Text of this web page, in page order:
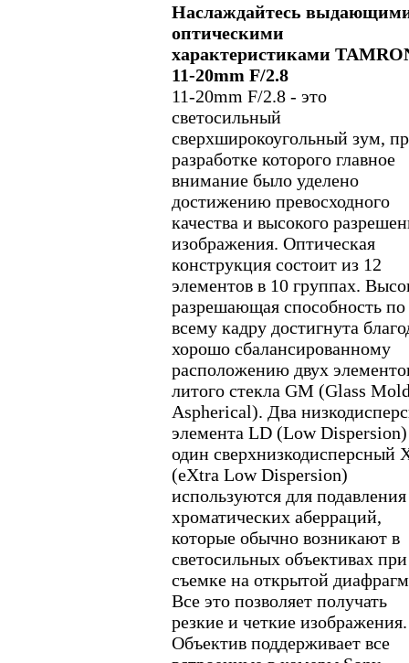
Наслаждайтесь
оптическими
характеристиками
11-20mm F/2.8
11-20mm F/2.8 - это
светосильный
сверхширокоугольный зум,
разработке которого главное
внимание было уделено
достижению превосходного
качества и высокого
изображения. Оптическая
конструкция состоит из 12
элементов в 10 группах.
разрешающая способность по
всему кадру достигнута
хорошо сбалансированному
расположению двух
литого стекла GM (Glass
Aspherical). Два
элемента LD (Low
один сверхнизкодисперсный
(eXtra Low Dispersion)
используются для подавления
хроматических аберраций,
которые обычно возникают в
светосильных объективах при
съемке на открытой
Все это позволяет получать
резкие и четкие изображения.
Объектив поддерживает все